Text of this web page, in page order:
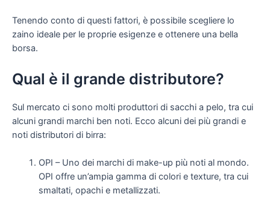
Tenendo conto di questi fattori, è possibile scegliere lo
zaino ideale per le proprie esigenze e ottenere una bella
borsa.
Qual è il grande distributore?
Sul mercato ci sono molti produttori di sacchi a pelo, tra cui
alcuni grandi marchi ben noti. Ecco alcuni dei più grandi e
noti distributori di birra:
OPI – Uno dei marchi di make-up più noti al mondo.
OPI offre un’ampia gamma di colori e texture, tra cui
smaltati, opachi e metallizzati.